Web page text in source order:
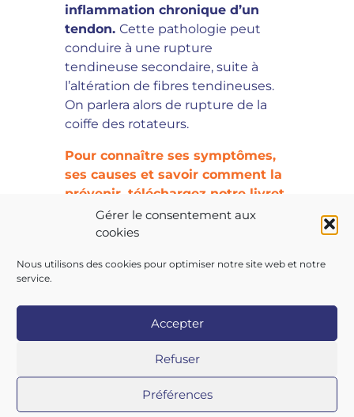
Gérer le consentement aux
cookies
Nous utilisons des cookies pour optimiser notre site web et notre
service.
Accepter
Refuser
Préférences
inflammation chronique d’un
tendon.Cette pathologie peut
conduire à une rupture
tendineuse secondaire, suite à
l’altération de fibres tendineuses.
On parlera alors de rupture de la
coiffe des rotateurs.
Pour connaître ses symptômes,
ses causes et savoir comment la
prévenir, téléchargez notre livret
Copyright 2026 AIST 84 |Politique de confidentialité|
Contactez-nous